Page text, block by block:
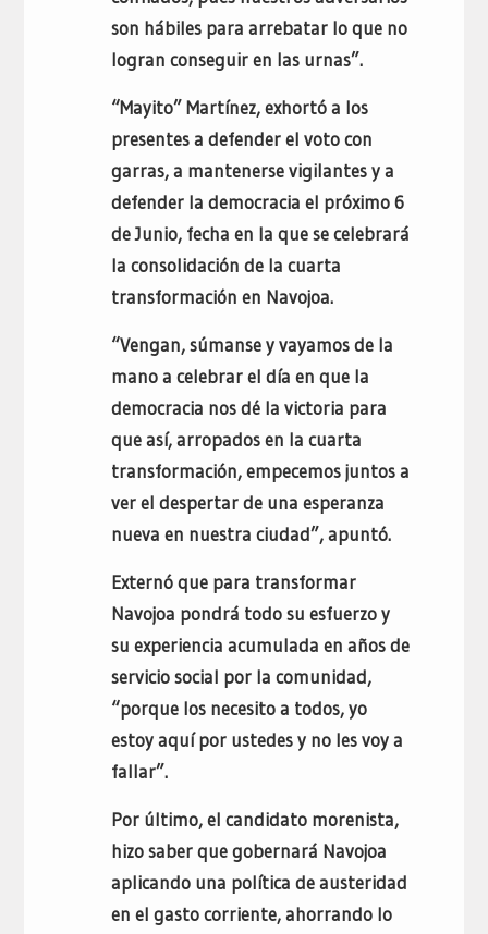
son hábiles para arrebatar lo que no
logran conseguir en las urnas”.
“Mayito” Martínez, exhortó a los
presentes a defender el voto con
garras, a mantenerse vigilantes y a
defender la democracia el próximo 6
de Junio, fecha en la que se celebrará
la consolidación de la cuarta
transformación en Navojoa.
“Vengan, súmanse y vayamos de la
mano a celebrar el día en que la
democracia nos dé la victoria para
que así, arropados en la cuarta
transformación, empecemos juntos a
ver el despertar de una esperanza
nueva en nuestra ciudad”, apuntó.
Externó que para transformar
Navojoa pondrá todo su esfuerzo y
su experiencia acumulada en años de
servicio social por la comunidad,
“porque los necesito a todos, yo
estoy aquí por ustedes y no les voy a
fallar”.
Por último, el candidato morenista,
hizo saber que gobernará Navojoa
aplicando una política de austeridad
en el gasto corriente, ahorrando lo